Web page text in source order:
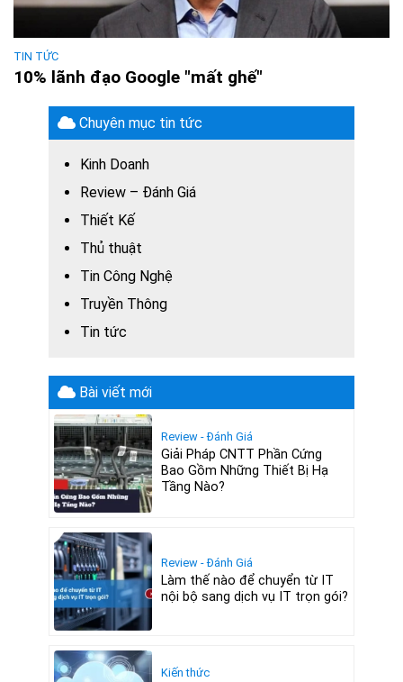
TIN TỨC
10% lãnh đạo Google "mất ghế"
Chuyên mục tin tức
Kinh Doanh
Review – Đánh Giá
Thiết Kế
Thủ thuật
Tin Công Nghệ
Truyền Thông
Tin tức
Bài viết mới
Review - Đánh Giá
Giải Pháp CNTT Phần Cứng
Bao Gồm Những Thiết Bị Hạ
Tầng Nào?
Review - Đánh Giá
Làm thế nào để chuyển từ IT
nội bộ sang dịch vụ IT trọn gói?
Kiến thức